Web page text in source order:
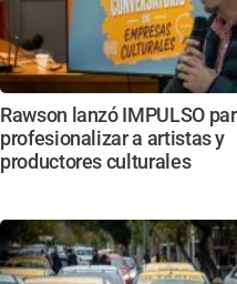
Rawson lanzó IMPULSO
profesionalizar a artistas y
productores culturales